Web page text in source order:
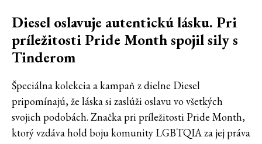
Diesel oslavuje autentickú lásku. Pri
príležitosti Pride Month spojil sily s
Tinderom
Špeciálna kolekcia a kampaň z dielne Diesel
pripomínajú, že láska si zaslúži oslavu vo všetkých
svojich podobách. Značka pri príležitosti Pride Month,
ktorý vzdáva hold boju komunity LGBTQIA za jej práva